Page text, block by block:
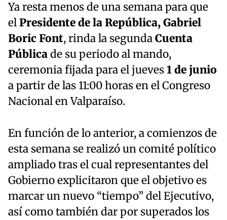
Ya resta menos de una semana para que
elPresidente de la República, Gabriel
Boric Font, rinda la segundaCuenta
Públicade su periodo al mando,
ceremonia fijada para el jueves1 de junio
a partir de las 11:00 horas en el Congreso
Nacional en Valparaíso.
En función de lo anterior, a comienzos de
esta semana se realizó un comité político
ampliado tras el cual representantes del
Gobierno explicitaron que el objetivo es
marcar un nuevo “tiempo” del Ejecutivo,
así como también dar por superados los